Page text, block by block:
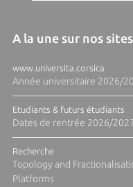
A la une sur nos
www.universita.corsica
Année universitaire 2026/
Etudiants & futurs étudiants
Dates de rentrée 2026/
Recherche
Topology and
Platforms